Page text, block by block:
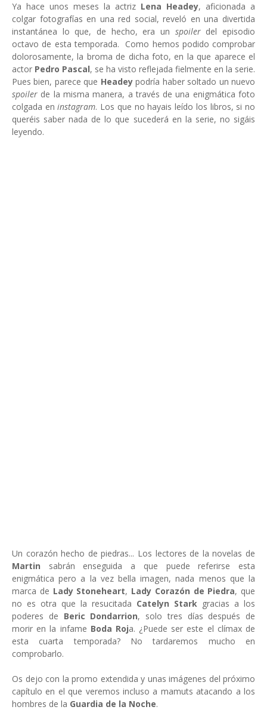
Ya hace unos meses la actriz Lena Headey, aficionada a
colgar fotografías en una red social, reveló en una divertida
instantánea lo que, de hecho, era un spoiler del episodio
octavo de esta temporada. Como hemos podido comprobar
dolorosamente, la broma de dicha foto, en la que aparece el
actor Pedro Pascal, se ha visto reflejada fielmente en la serie.
Pues bien, parece que Headeypodría haber soltado un nuevo
spoiler de la misma manera, a través de una enigmática foto
colgada eninstagram. Los que no hayais leído los libros, si no
queréis saber nada de lo que sucederá en la serie, no sigáis
leyendo.
Un corazón hecho de piedras... Los lectores de la novelas de
Martin sabrán enseguida a que puede referirse esta
enigmática pero a la vez bella imagen, nada menos que la
marca de Lady Stoneheart, Lady Corazón de Piedra, que
no es otra que la resucitada Catelyn Stark gracias a los
poderes de Beric Dondarrion, solo tres días después de
morir en la infame Boda Roja. ¿Puede ser este el clímax de
esta cuarta temporada? No tardaremos mucho en
comprobarlo.
Os dejo con la promo extendida y unas imágenes del próximo
capítulo en el que veremos incluso a mamuts atacando a los
hombres de la Guardia de la Noche.